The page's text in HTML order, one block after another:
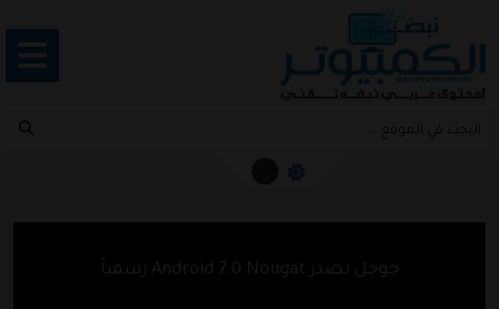
جوجل تصدر Android 7.0 Nougat رسمياً